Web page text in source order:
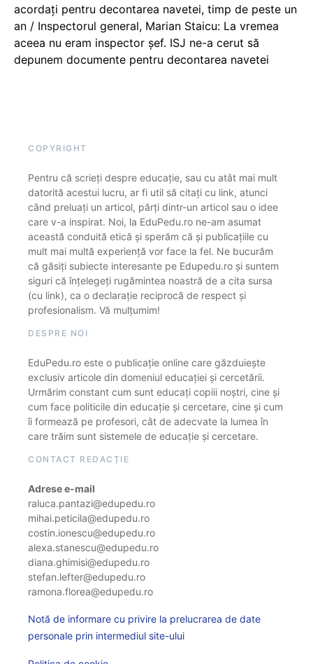
acordați pentru decontarea navetei, timp de peste un
an / Inspectorul general, Marian Staicu: La vremea
aceea nu eram inspector șef. ISJ ne-a cerut să
depunem documente pentru decontarea navetei
COPYRIGHT
Pentru că scrieți despre educație, sau cu atât mai mult
datorită acestui lucru, ar fi util să citați cu link, atunci
când preluați un articol, părți dintr-un articol sau o idee
care v-a inspirat. Noi, la EduPedu.ro ne-am asumat
această conduită etică și sperăm că și publicațiile cu
mult mai multă experiență vor face la fel. Ne bucurăm
că găsiți subiecte interesante pe Edupedu.ro și suntem
siguri că înțelegeți rugămintea noastră de a cita sursa
(cu link), ca o declarație reciprocă de respect și
profesionalism. Vă mulțumim!
DESPRE NOI
EduPedu.ro este o publicație online care găzduiește
exclusiv articole din domeniul educației și cercetării.
Urmărim constant cum sunt educați copiii noștri, cine și
cum face politicile din educație și cercetare, cine și cum
îi formează pe profesori, cât de adecvate la lumea în
care trăim sunt sistemele de educație și cercetare.
CONTACT REDACȚIE
Adrese e-mail
raluca.pantazi@edupedu.ro
mihai.peticila@edupedu.ro
costin.ionescu@edupedu.ro
alexa.stanescu@edupedu.ro
diana.ghimisi@edupedu.ro
stefan.lefter@edupedu.ro
ramona.florea@edupedu.ro
Notă de informare cu privire la prelucrarea de date
personale prin intermediul site-ului